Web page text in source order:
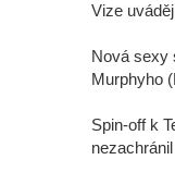
Vize
Nová sexy
Murphyho
Spin-off k